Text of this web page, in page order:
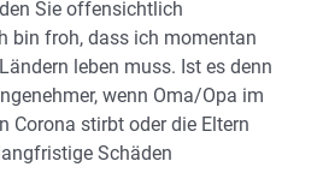
Sie offensichtlich
bin froh, dass ich momentan
leben muss. Ist es denn
wenn Oma/Opa im
Corona stirbt oder die Eltern
Schäden